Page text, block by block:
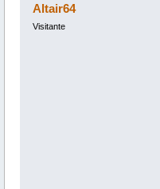
Altair64
Visitante